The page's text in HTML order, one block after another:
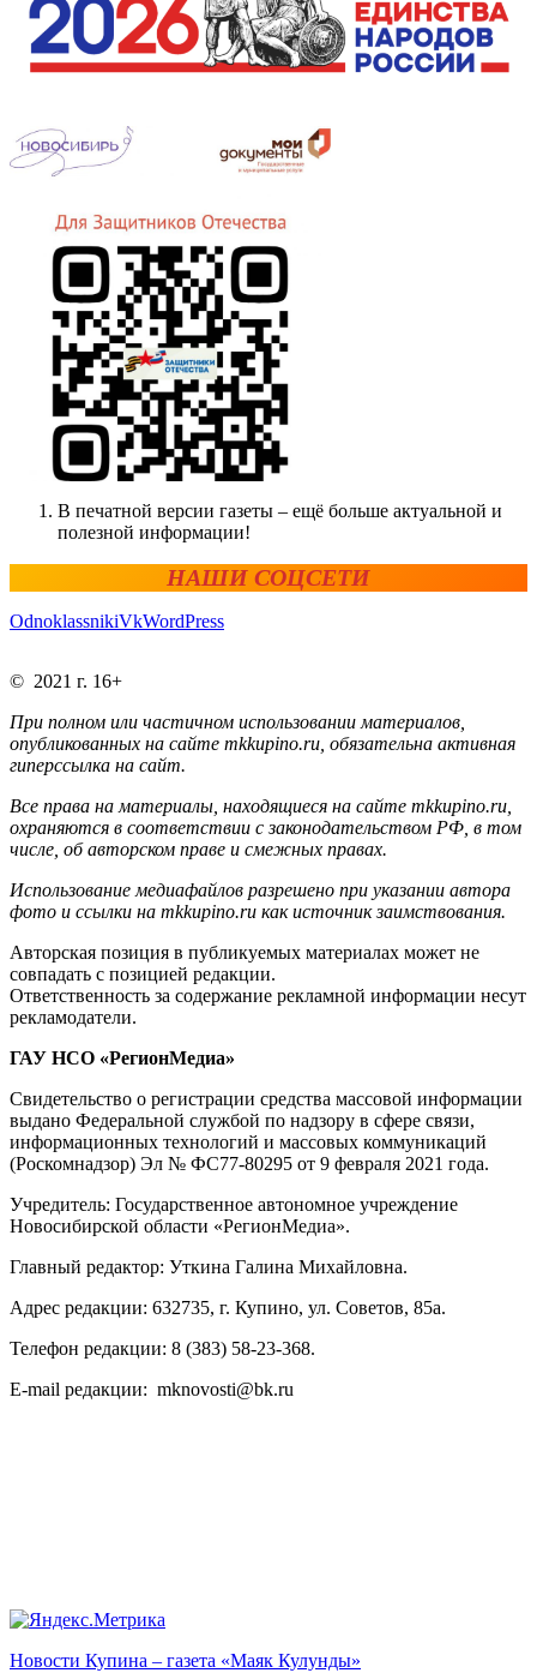
В печатной версии газеты – ещё больше актуальной и
полезной информации!
НАШИ СОЦСЕТИ
OdnoklassnikiVkWordPress
© 2021 г. 16+
При полном или частичном использовании материалов,
опубликованных на сайте mkkupino.ru, обязательна активная
гиперссылка на сайт.
Все права на материалы, находящиеся на сайте mkkupino.ru,
охраняются в соответствии с законодательством РФ, в том
числе, об авторском праве и смежных правах.
Использование медиафайлов разрешено при указании автора
фото и ссылки на mkkupino.ru как источник заимствования.
Авторская позиция в публикуемых материалах может не
совпадать с позицией редакции.
Ответственность за содержание рекламной информации несут
рекламодатели.
ГАУ НСО «РегионМедиа»
Свидетельство о регистрации средства массовой информации
выдано Федеральной службой по надзору в сфере связи,
информационных технологий и массовых коммуникаций
(Роскомнадзор) Эл № ФС77-80295 от 9 февраля 2021 года.
Учредитель: Государственное автономное учреждение
Новосибирской области «РегионМедиа».
Главный редактор: Уткина Галина Михайловна.
Адрес редакции: 632735, г. Купино, ул. Советов, 85а.
Телефон редакции: 8 (383) 58-23-368.
E-mail редакции: mknovosti@bk.ru
Новости Купина – газета «Маяк Кулунды»